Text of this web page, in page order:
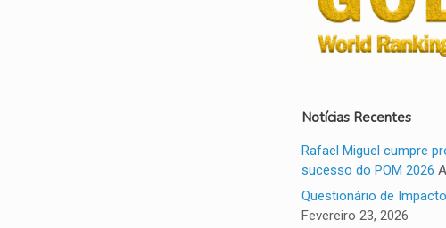
Notícias Recentes
Rafael Miguel cumpre
sucesso do POM 2026
Questionário de
Fevereiro 23, 2026